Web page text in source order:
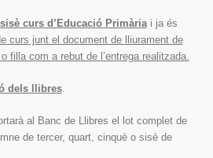
curs d’Educació Primàriai ja és
curs junt el document de lliurament de
filla com a rebut de l’entrega realitzada.
dels llibres.
al Banc de Llibres el lot complet de
de tercer, quart, cinquè o sisè de